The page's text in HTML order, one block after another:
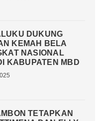
DUKUNG
KEMAH BELA
NASIONAL
KABUPATEN MBD
TETAPKAN